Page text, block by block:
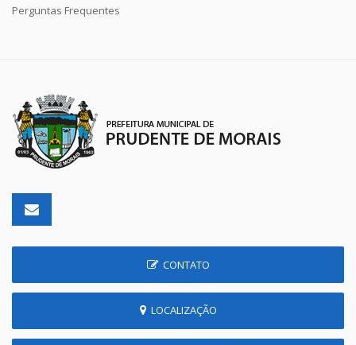
Perguntas Frequentes
CONTATO
LOCALIZAÇÃO